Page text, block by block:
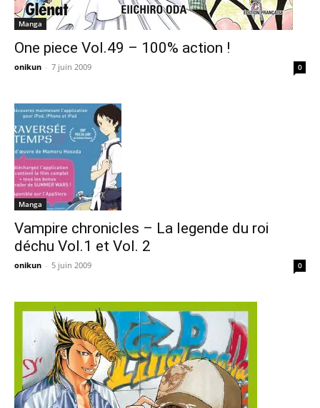
Manga
One piece Vol.49 – 100% action !
onikun - 7 juin 2009 0
Manga
Vampire chronicles – La legende du roi
déchu Vol.1 et Vol. 2
onikun - 5 juin 2009 0